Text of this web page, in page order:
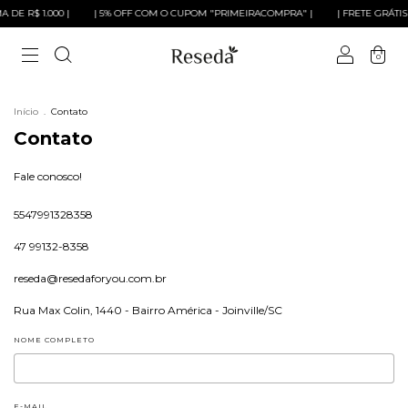
DE R$ 1.000 | | 5% OFF COM O CUPOM "PRIMEIRACOMPRA" | | FRETE
0
Início . Contato
Contato
Fale conosco!
5547991328358
47 99132-8358
reseda@resedaforyou.com.br
Rua Max Colin, 1440 - Bairro América - Joinville/SC
NOME COMPLETO
E-MAIL